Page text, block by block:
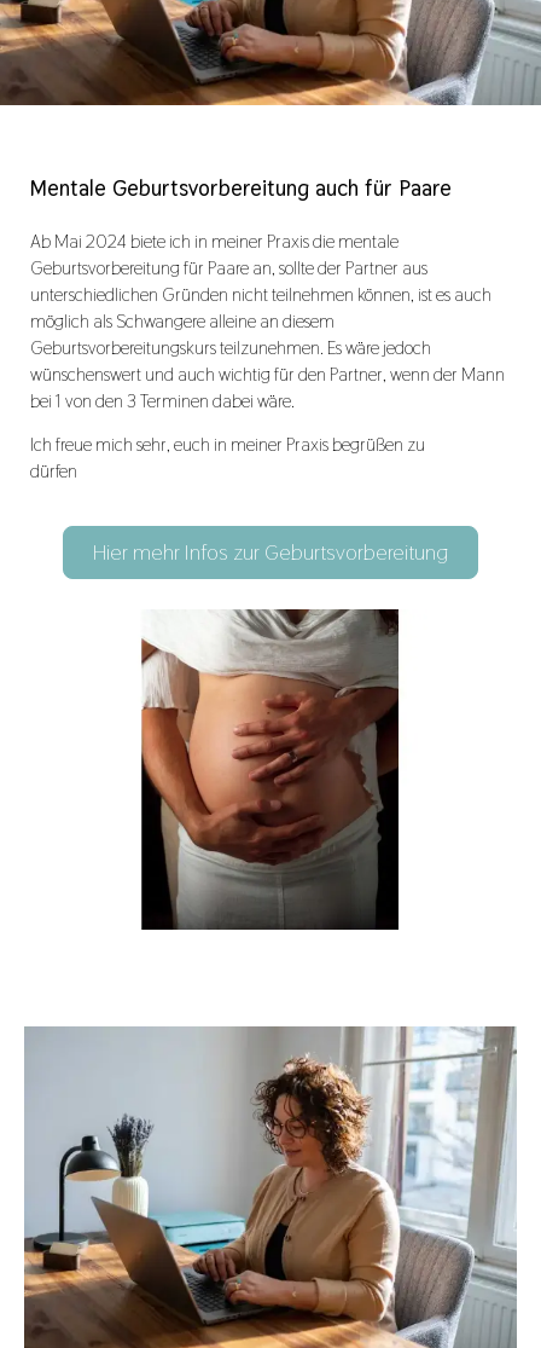
Mentale Geburtsvorbereitung auch für Paare
Ab Mai 2024 biete ich in meiner Praxis die mentale
Geburtsvorbereitung für Paare an, sollte der Partner aus
unterschiedlichen Gründen nicht teilnehmen können, ist es auch
möglich als Schwangere alleine an diesem
Geburtsvorbereitungskurs teilzunehmen. Es wäre jedoch
wünschenswert und auch wichtig für den Partner, wenn der Mann
bei 1 von den 3 Terminen dabei wäre.
Ich freue mich sehr, euch in meiner Praxis begrüßen zu
dürfen
Hier mehr Infos zur Geburtsvorbereitung